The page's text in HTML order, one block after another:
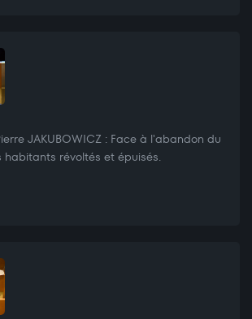
JAKUBOWICZ : Face à l'abandon du
révoltés et épuisés.